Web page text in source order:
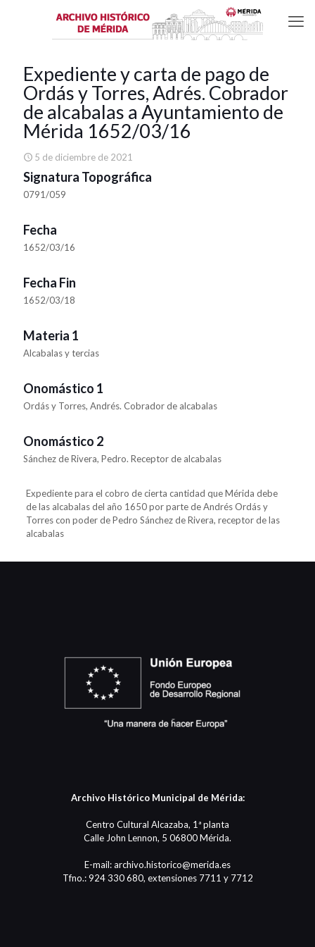
Expediente y carta de pago de
Ordás y Torres, Adrés. Cobrador
de alcabalas a Ayuntamiento de
Mérida 1652/03/16
5 de diciembre de 2021
Signatura Topográfica
0791/059
Fecha
1652/03/16
Fecha Fin
1652/03/18
Materia 1
Alcabalas y tercias
Onomástico 1
Ordás y Torres, Andrés. Cobrador de alcabalas
Onomástico 2
Sánchez de Rivera, Pedro. Receptor de alcabalas
Expediente para el cobro de cierta cantidad que Mérida debe
de las alcabalas del año 1650 por parte de Andrés Ordás y
Torres con poder de Pedro Sánchez de Rivera, receptor de las
alcabalas
Archivo Histórico Municipal de Mérida:
Centro Cultural Alcazaba, 1ª planta
Calle John Lennon, 5 06800 Mérida.
E-mail: archivo.historico@merida.es
Tfno.: 924 330 680, extensiones 7711 y 7712